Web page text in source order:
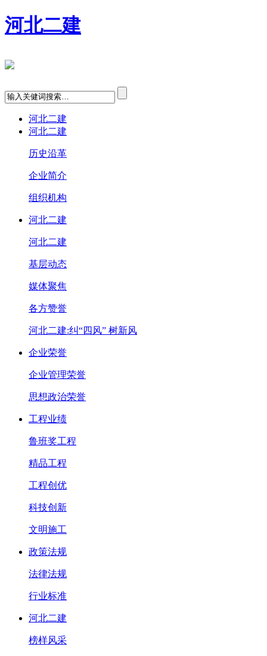
河北二建
河北二建
河北二建
历史沿革
企业简介
组织机构
河北二建
河北二建
基层动态
媒体聚焦
各方赞誉
河北二建:纠“四风” 树新风
企业荣誉
企业管理荣誉
思想政治荣誉
工程业绩
鲁班奖工程
精品工程
工程创优
科技创新
文明施工
政策法规
法律法规
行业标准
河北二建
榜样风采